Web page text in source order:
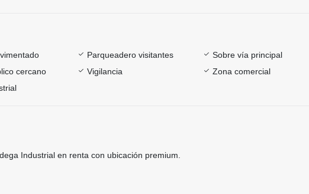
Parqueadero visitantes
Sobre vía principal
cercano
Vigilancia
Zona comercial
Industrial en renta con ubicación premium.